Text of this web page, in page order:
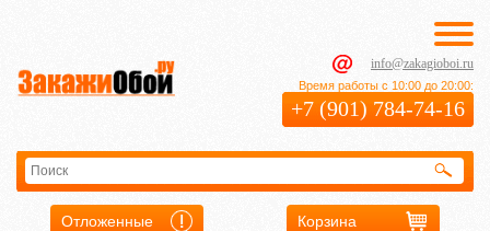
info@zakagioboi.ru
Время работы с 10:00 до 20:00:
+7 (901) 784-74-16
Отложенные Корзина